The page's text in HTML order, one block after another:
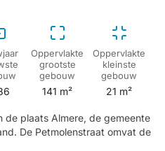
Oppervlakte
grootste
gebouw
141 m²
Oppervlakte
kleinste
gebouw
21 m²
de plaats Almere, de gemeente
De Petmolenstraat omvat de